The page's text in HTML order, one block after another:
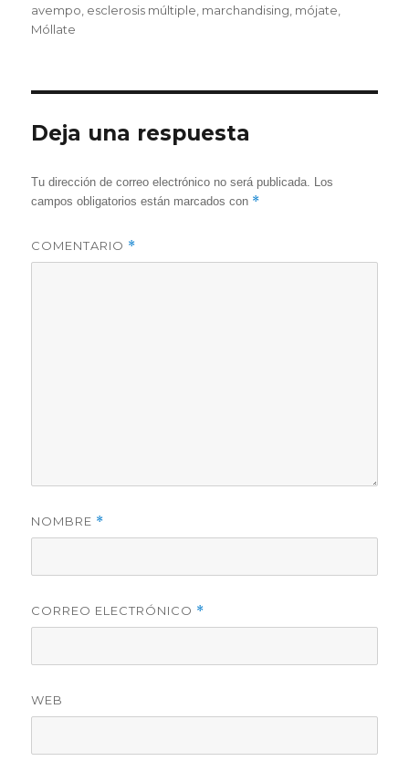
el
avempo esclerosis múltiple marchandising mójate
Móllate
Deja una respuesta
Tu dirección de correo electrónico no será publicada. Los
campos obligatorios están marcados con *
COMENTARIO *
NOMBRE *
CORREO ELECTRÓNICO *
WEB